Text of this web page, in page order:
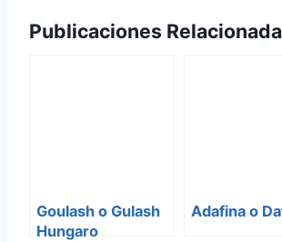
Publicaciones
Goulash o Gulash
Hungaro
Adafina o